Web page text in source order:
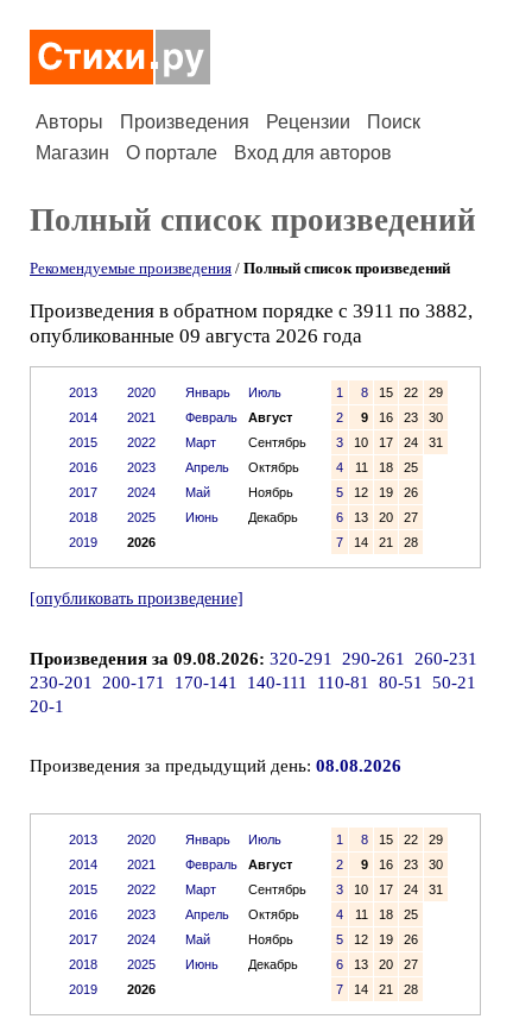
Авторы Произведения Рецензии
Поиск
Магазин
О портале Вход для авторов
Полный список произведений
Рекомендуемые произведения / Полный список произведений
Произведения в обратном порядке с 3911 по 3882,
опубликованные 09 августа 2026 года
2013
2014
2015
2016
2017
2018
2019
2020
2021
2022
2023
2024
2025
2026
Январь
Июль
Февраль
Август
Март
Сентябрь
Апрель
Октябрь
Май
Ноябрь
Июнь
Декабрь
1 8 15 22
29
2
9 16 23
30
3
10 17 24
31
4
11 18
25
5
12 19
26
6
13 20
27
7
14 21 28
[опубликовать произведение]
Произведения за 09.08.2026: 320-291 290-261
260-231
230-201
200-171 170-141 140-111 110-81 80-51
50-21
20-1
Произведения за предыдущий день: 08.08.2026
2013
2014
2015
2016
2017
2018
2019
2020
2021
2022
2023
2024
2025
2026
Январь
Июль
Февраль
Август
Март
Сентябрь
Апрель
Октябрь
Май
Ноябрь
Июнь
Декабрь
1 8 15 22
29
2
9 16 23
30
3
10 17 24
31
4
11 18
25
5
12 19
26
6
13 20
27
7
14 21 28